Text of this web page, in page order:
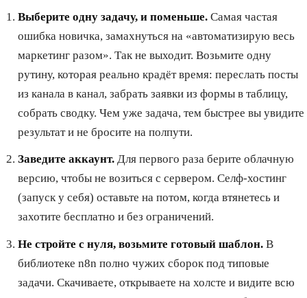
Выберите одну задачу, и поменьше. Самая частая
ошибка новичка, замахнуться на «автоматизирую весь
маркетинг разом». Так не выходит. Возьмите одну
рутину, которая реально крадёт время: переслать посты
из канала в канал, забрать заявки из формы в таблицу,
собрать сводку. Чем уже задача, тем быстрее вы увидите
результат и не бросите на полпути.
Заведите аккаунт. Для первого раза берите облачную
версию, чтобы не возиться с сервером. Селф-хостинг
(запуск у себя) оставьте на потом, когда втянетесь и
захотите бесплатно и без ограничений.
Не стройте с нуля, возьмите готовый шаблон. В
библиотеке n8n полно чужих сборок под типовые
задачи. Скачиваете, открываете на холсте и видите всю